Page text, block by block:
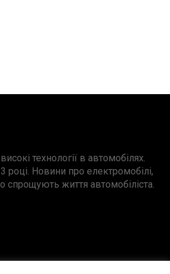
технології в автомобілях.
році. Новини про електромобілі,
спрощують життя автомобіліста.